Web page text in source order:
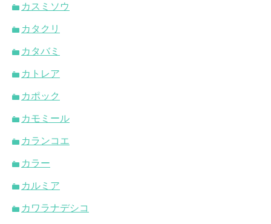
カスミソウ
カタクリ
カタバミ
カトレア
カポック
カモミール
カランコエ
カラー
カルミア
カワラナデシコ